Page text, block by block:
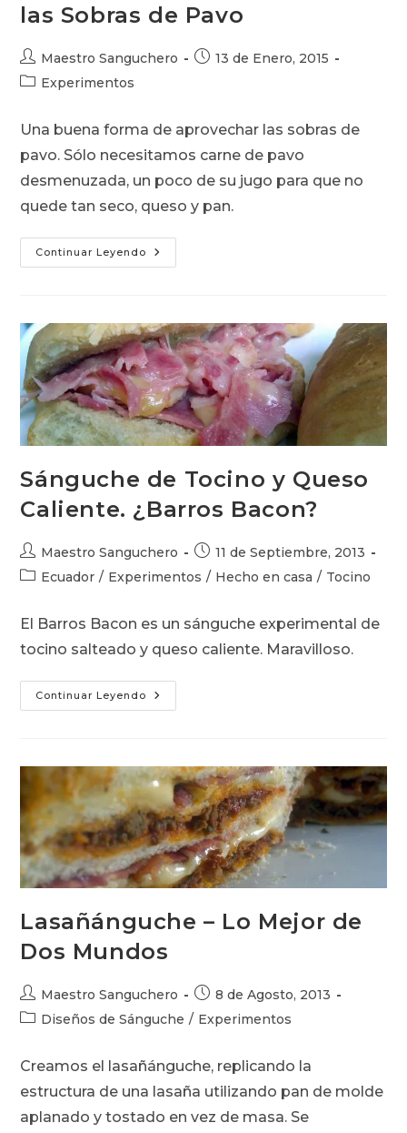
las Sobras de Pavo
Autor
de
Maestro Sanguchero
Publicación
13 de Enero, 2015
Categoría
entrada:
Experimentos
Una buena forma de aprovechar las sobras de
pavo. Sólo necesitamos carne de pavo
desmenuzada, un poco de su jugo para que no
quede tan seco, queso y pan.
Continuar Leyendo Pavos
Luco:
De
Pavo
Sánguche de Tocino y Queso
Caliente. ¿Barros Bacon?
Autor
de
Maestro Sanguchero
Publicación
de
11 de Septiembre, 2013
Categoría
entrada:
Ecuador / Experimentos / Hecho en casa / Tocino
El Barros Bacon es un sánguche experimental de
tocino salteado y queso caliente. Maravilloso.
Continuar Leyendo Sánguche
De
¿Barros
Bacon?
Lasañánguche – Lo Mejor de
Dos Mundos
Autor
de
Maestro Sanguchero
Publicación
de
8 de Agosto, 2013
Categoría
entrada:
Diseños de Sánguche / Experimentos
Creamos el lasañánguche, replicando la
estructura de una lasaña utilizando pan de molde
aplanado y tostado en vez de masa. Se